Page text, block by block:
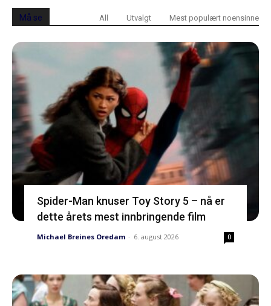
Må se All Utvalgt Mest populært noensinne
Spider-Man knuser Toy Story 5 – nå er
dette årets mest innbringende film
Michael Breines Oredam - 6. august 2026 0